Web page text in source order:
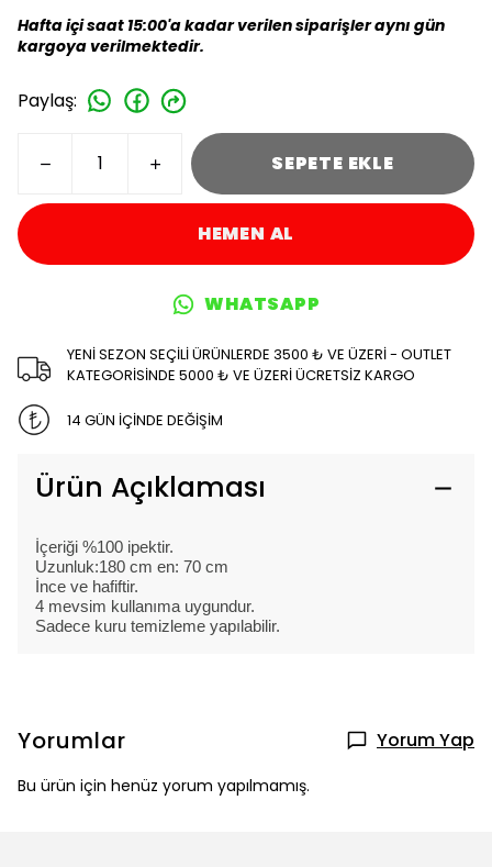
Hafta içi saat 15:00'a kadar verilen siparişler aynı gün
kargoya verilmektedir.
Paylaş:
SEPETE EKLE
HEMEN AL
WHATSAPP
YENİ SEZON SEÇİLİ ÜRÜNLERDE 3500 ₺ VE ÜZERİ - OUTLET
KATEGORİSİNDE 5000 ₺ VE ÜZERİ ÜCRETSİZ KARGO
14 GÜN İÇİNDE DEĞİŞİM
Ürün Açıklaması
İçeriği %100 ipektir.
Uzunluk:180 cm en: 70 cm
İnce ve hafiftir.
4 mevsim kullanıma uygundur.
Sadece kuru temizleme yapılabilir.
Yorumlar Yorum Yap
Bu ürün için henüz yorum yapılmamış.